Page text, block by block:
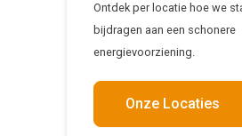
Ontdek per locatie hoe we
bijdragen aan een schonere
energievoorziening.
Onze Locaties